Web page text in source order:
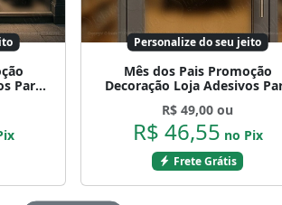
Para
Personalize do seu jeito
Mês dos Pais Promoção
Decoração Loja Adesivos
R$ 49,00 ou
R$ 46,55 no Pix
Frete Grátis